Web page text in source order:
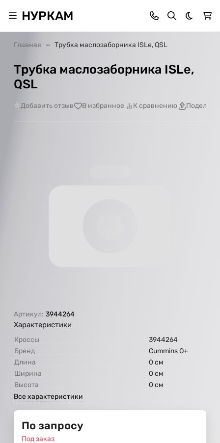
НУРКАМ Темная
Главная Трубка маслозаборника ISLe, QSL
Трубка маслозаборника ISLe,
QSL
Добавить отзыв В избранное К сравнению
Артикул: 3944264
Характеристики
Кроссы
3944264
Бренд
Cummins O+
Длина
0 см
Ширина
0 см
Высота
0 см
Все характеристики
По запросу
Под заказ